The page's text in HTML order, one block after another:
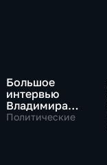
Большое
интервью
Владимира
Путина Сергею
Политические